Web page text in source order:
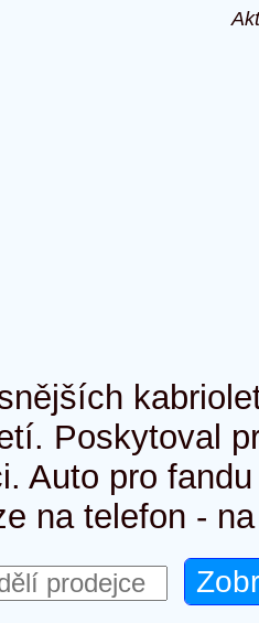
Poskytoval
Auto pro
na telefon -